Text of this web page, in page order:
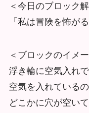
＜今日のブロック
「私は冒険を怖がる
＜ブロックのイメ
浮き輪に空気入れで
空気を入れている
どこかに穴が空い